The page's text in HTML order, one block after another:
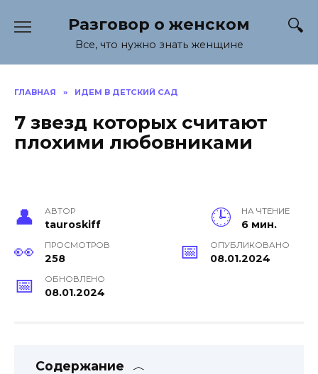
содержанию
Разговор о женском
Все, что нужно знать женщине
ГЛАВНАЯ » ИДЕМ В ДЕТСКИЙ САД
7 звезд которых считают
плохими любовниками
АВТОР
tauroskiff
НА ЧТЕНИЕ
6 мин.
ПРОСМОТРОВ
258
ОПУБЛИКОВАНО
08.01.2024
ОБНОВЛЕНО
08.01.2024
Содержание